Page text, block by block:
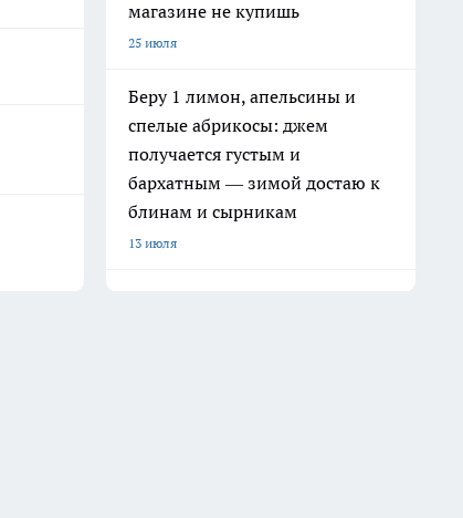
магазине не купишь
25 июля
Беру 1 лимон, апельсины и
спелые абрикосы: джем
получается густым и
бархатным — зимой достаю к
блинам и сырникам
13 июля